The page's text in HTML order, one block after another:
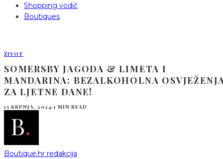
Shopping vodič
Boutiques
ŽIVOT
SOMERSBY JAGODA & LIMETA I
MANDARINA: BEZALKOHOLNA
ZA LJETNE DANE!
15 SRPNJA, 2024·1 MIN READ
Boutique.hr redakcija